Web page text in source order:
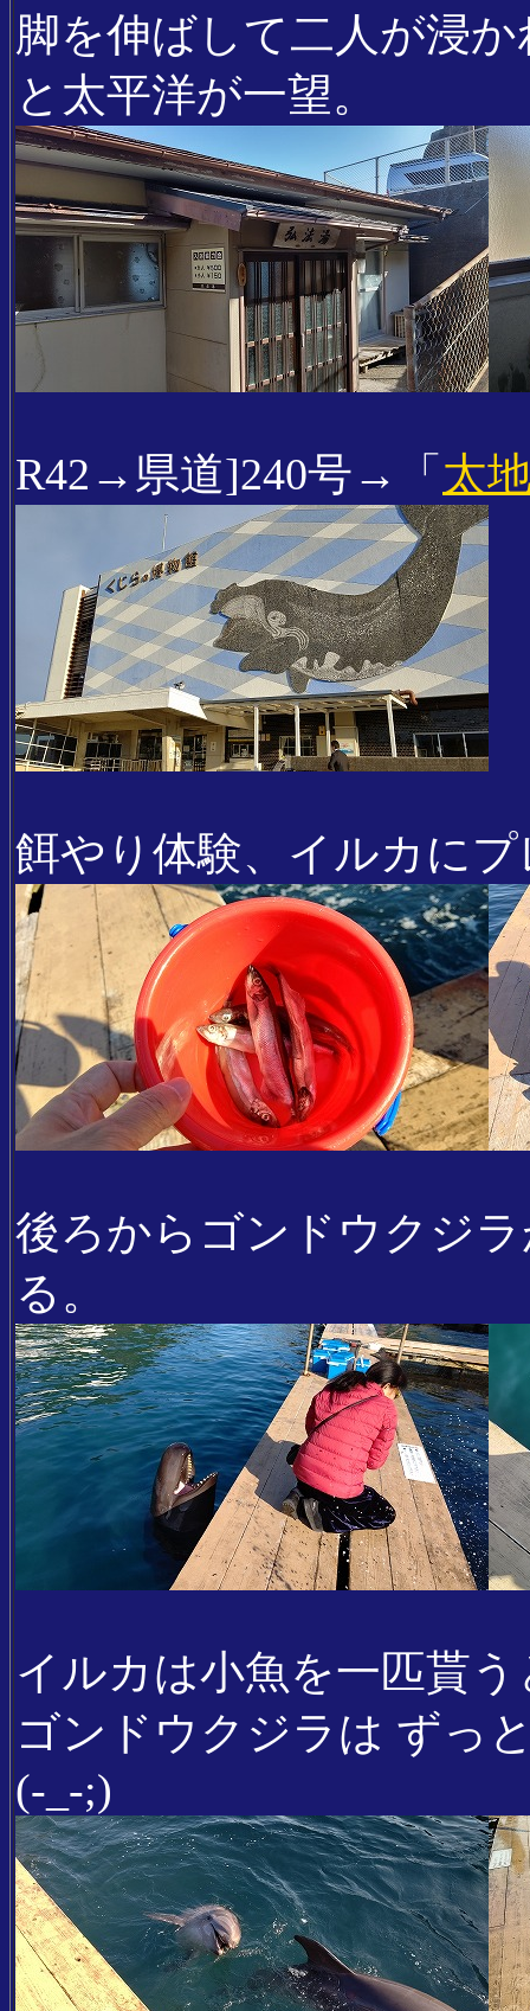
脚を伸ばして二人が浸
と太平洋が一望。
R42→県道]240号→「 太
餌やり体験、イルカに
後ろからゴンドウクジ
る。
イルカは小魚を一匹貰
ゴンドウクジラは ずっ
(-_-;)